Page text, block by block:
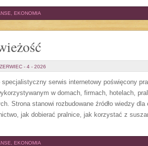
EKONOMIA
- 4 - 2026
serwis internetowy poświęcony
w domach, firmach, hotelach,
Strona stanowi rozbudowane źródło wiedzy
jak dobierać pralnice, jak korzystać z
EKONOMIA